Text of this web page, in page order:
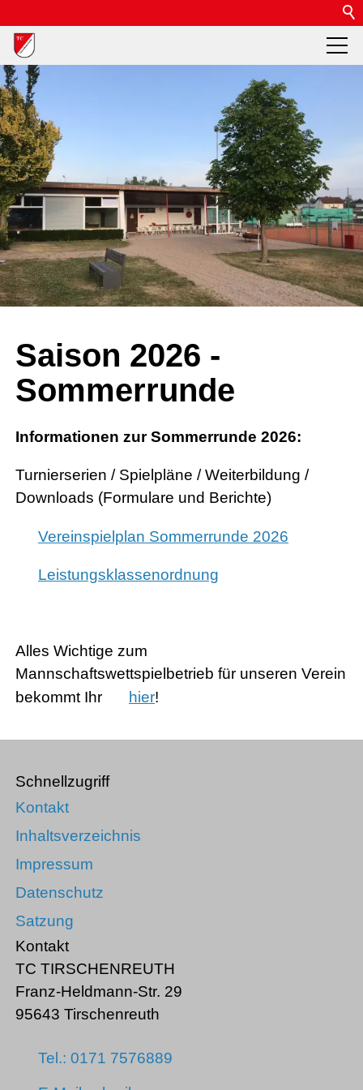
Saison 2026 -
Sommerrunde
Informationen zur Sommerrunde 2026:
Turnierserien / Spielpläne / Weiterbildung /
Downloads (Formulare und Berichte)
Vereinspielplan Sommerrunde 2026
Leistungsklassenordnung
Alles Wichtige zum
Mannschaftswettspielbetrieb für unseren Verein
bekommt Ihr
hier!
Schnellzugriff
Kontakt
Inhaltsverzeichnis
Impressum
Datenschutz
Satzung
Kontakt
TC TIRSCHENREUTH
Franz-Heldmann-Str. 29
95643 Tirschenreuth
Tel.: 0171 7576889